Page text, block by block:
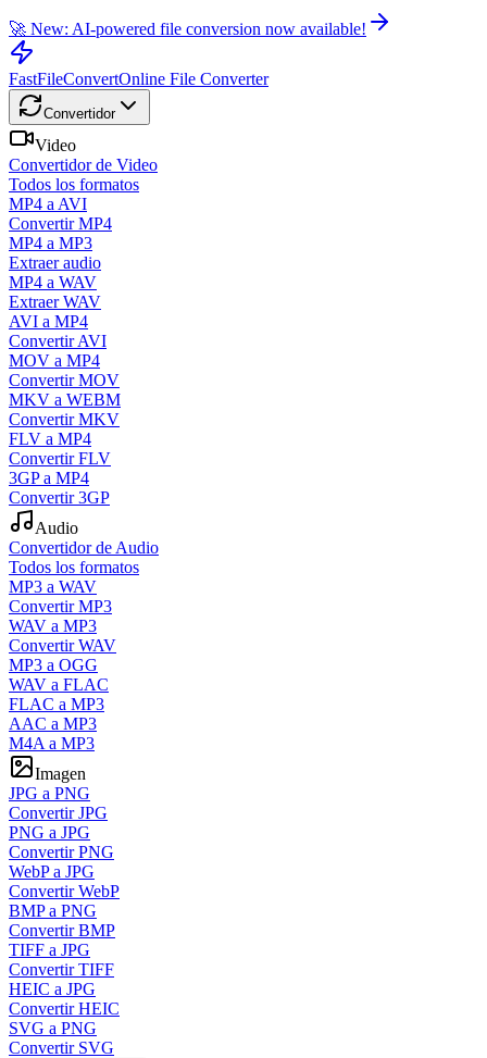
🚀 New: AI-powered file conversion now available!
FastFileConvertOnline File Converter
Convertidor
Video
Convertidor de Video
Todos los formatos
MP4 a AVI
Convertir MP4
MP4 a MP3
Extraer audio
MP4 a WAV
Extraer WAV
AVI a MP4
Convertir AVI
MOV a MP4
Convertir MOV
MKV a WEBM
Convertir MKV
FLV a MP4
Convertir FLV
3GP a MP4
Convertir 3GP
Audio
Convertidor de Audio
Todos los formatos
MP3 a WAV
Convertir MP3
WAV a MP3
Convertir WAV
MP3 a OGG
WAV a FLAC
FLAC a MP3
AAC a MP3
M4A a MP3
Imagen
JPG a PNG
Convertir JPG
PNG a JPG
Convertir PNG
WebP a JPG
Convertir WebP
BMP a PNG
Convertir BMP
TIFF a JPG
Convertir TIFF
HEIC a JPG
Convertir HEIC
SVG a PNG
Convertir SVG